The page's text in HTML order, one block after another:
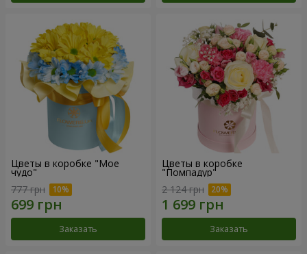
Цветы в коробке "Мое
чудо"
777 грн
Заказать
Цветы в коробке
"Помпадур"
2 124 грн
Заказать